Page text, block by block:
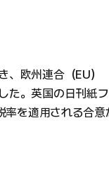
欧州連合（EU）
た。英国の日刊紙
を適用される合意